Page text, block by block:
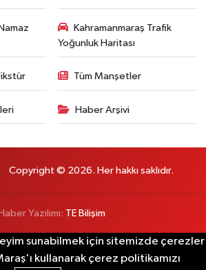
Kahramanmaraş Trafik
Yoğunluk Haritası
Tüm Manşetler
Haber Arşivi
Copyright © 2026. Her hakkı saklıdır.
Haber Yazılımı: TE Bilişim
sunabilmek için sitemizde çerezler
kullanarak çerez politikamızı